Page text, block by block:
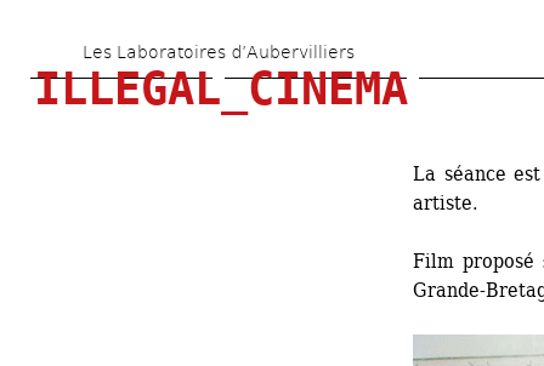
au
contenu
Les Laboratoires d’Aubervilliers
ILLEGAL_CINEMA
La séance
artiste.
Film
Grande-